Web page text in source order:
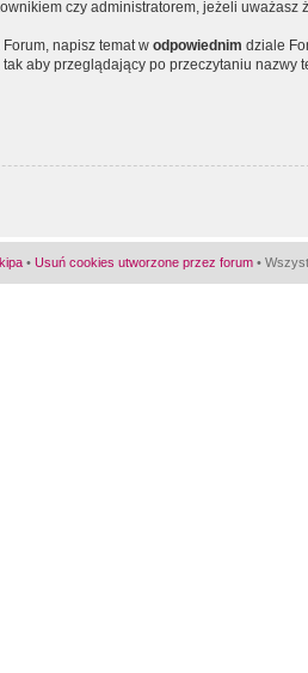
czy administratorem, jeżeli uważasz
napisz temat w odpowiednim dziale
aby przeglądający po przeczytaniu nazwy
• Usuń cookies utworzone przez forum •